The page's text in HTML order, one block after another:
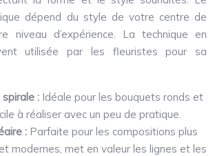
dépend du style de votre centre de
d’expérience. La technique en
utilisée par les fleuristes pour sa
spirale : Idéale pour les bouquets ronds et
à réaliser avec un peu de pratique.
: Parfaite pour les compositions plus
modernes, met en valeur les lignes et les